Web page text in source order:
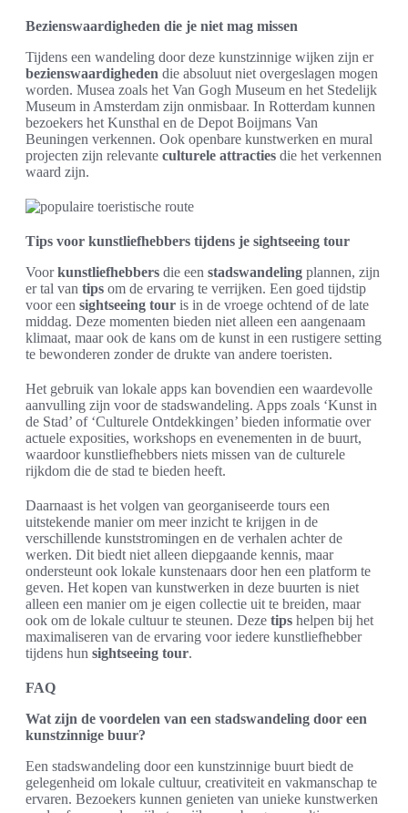
Bezienswaardigheden die je niet mag missen
Tijdens een wandeling door deze kunstzinnige wijken zijn er
bezienswaardigheden die absoluut niet overgeslagen mogen
worden. Musea zoals het Van Gogh Museum en het Stedelijk
Museum in Amsterdam zijn onmisbaar. In Rotterdam kunnen
bezoekers het Kunsthal en de Depot Boijmans Van
Beuningen verkennen. Ook openbare kunstwerken en mural
projecten zijn relevante culturele attracties die het verkennen
waard zijn.
Tips voor kunstliefhebbers tijdens je sightseeing tour
Voorkunstliefhebbers die een stadswandeling plannen, zijn
er tal van tips om de ervaring te verrijken. Een goed tijdstip
voor een sightseeing tour is in de vroege ochtend of de late
middag. Deze momenten bieden niet alleen een aangenaam
klimaat, maar ook de kans om de kunst in een rustigere setting
te bewonderen zonder de drukte van andere toeristen.
Het gebruik van lokale apps kan bovendien een waardevolle
aanvulling zijn voor de stadswandeling. Apps zoals ‘Kunst in
de Stad’ of ‘Culturele Ontdekkingen’ bieden informatie over
actuele exposities, workshops en evenementen in de buurt,
waardoor kunstliefhebbers niets missen van de culturele
rijkdom die de stad te bieden heeft.
Daarnaast is het volgen van georganiseerde tours een
uitstekende manier om meer inzicht te krijgen in de
verschillende kunststromingen en de verhalen achter de
werken. Dit biedt niet alleen diepgaande kennis, maar
ondersteunt ook lokale kunstenaars door hen een platform te
geven. Het kopen van kunstwerken in deze buurten is niet
alleen een manier om je eigen collectie uit te breiden, maar
ook om de lokale cultuur te steunen. Deze tips helpen bij het
maximaliseren van de ervaring voor iedere kunstliefhebber
tijdens hun sightseeing tour.
FAQ
Wat zijn de voordelen van een stadswandeling door een
kunstzinnige buur?
Een stadswandeling door een kunstzinnige buurt biedt de
gelegenheid om lokale cultuur, creativiteit en vakmanschap te
ervaren. Bezoekers kunnen genieten van unieke kunstwerken